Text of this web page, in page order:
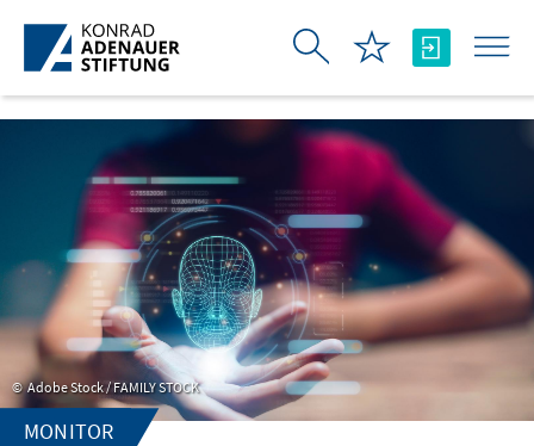
Skip to Main Content
Adobe Stock / FAMILY STOCK
MONITOR